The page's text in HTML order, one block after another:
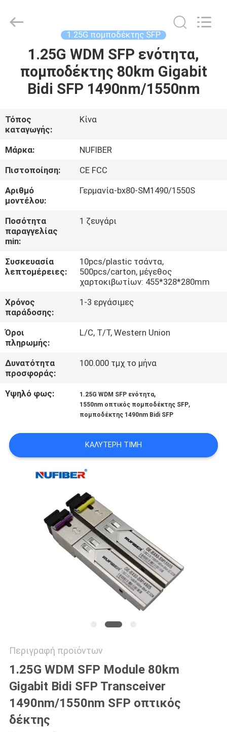
ΣΠΊΤΙ
ΠΡΟΪΌΝΤΑ
ΠΕΡΊΠΟΥ
ΕΜΕΊΣ
ΓΎΡΟΣ
ΕΡΓΟΣΤΑΣΊΩΝ
ΠΟΙΟΤΙΚΌΣ
ΈΛΕΓΧΟΣ
ΜΑΣ
ΣΕ
ΕΠΑΦΉ
ΜΕ
ΕΙΔΉΣΕΙΣ
ΖΗΤΉΣΤΕ
ΑΠΌΣΠΑΣΜΑ
SITEMAP
ΠΟΛΙΤΙΚΉ
ΑΠΟΡΡΉΤΟΥ
Rights
1.25G πομποδέκτης SFP
1.25G WDM SFP ενότητα,
πομποδέκτης 80km Gigabit
Bidi SFP 1490nm/1550nm
Τόπος
καταγωγής:
Κίνα
Μάρκα:
NUFIBER
Πιστοποίηση:
CE FCC
Αριθμό
μοντέλου:
Γερμανία-bx80-SM1490/1550S
Ποσότητα
παραγγελίας
min:
1 ζευγάρι
Συσκευασία
λεπτομέρειες:
10pcs/plastic τσάντα,
500pcs/carton, μέγεθος
χαρτοκιβωτίων: 455*328*280mm
Χρόνος
παράδοσης:
1-3 εργάσιμες
Όροι
πληρωμής:
L/C, T/T, Western Union
Δυνατότητα
προσφοράς:
100.000 τμχ το μήνα
Υψηλό φως: 1.25G WDM SFP ενότητα,
1550nm οπτικός πομποδέκτης SFP,
πομποδέκτης 1490nm Bidi SFP
ΚΑΛΎΤΕΡΗ ΤΙΜΉ
Περιγραφή προϊόντων
1.25G WDM SFP Module 80km
Gigabit Bidi SFP Transceiver
1490nm/1550nm SFP οπτικός
δέκτης